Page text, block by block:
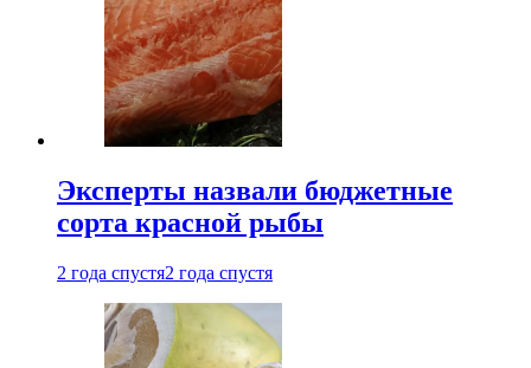
Эксперты назвали бюджетные
сорта красной рыбы
2 года спустя2 года спустя